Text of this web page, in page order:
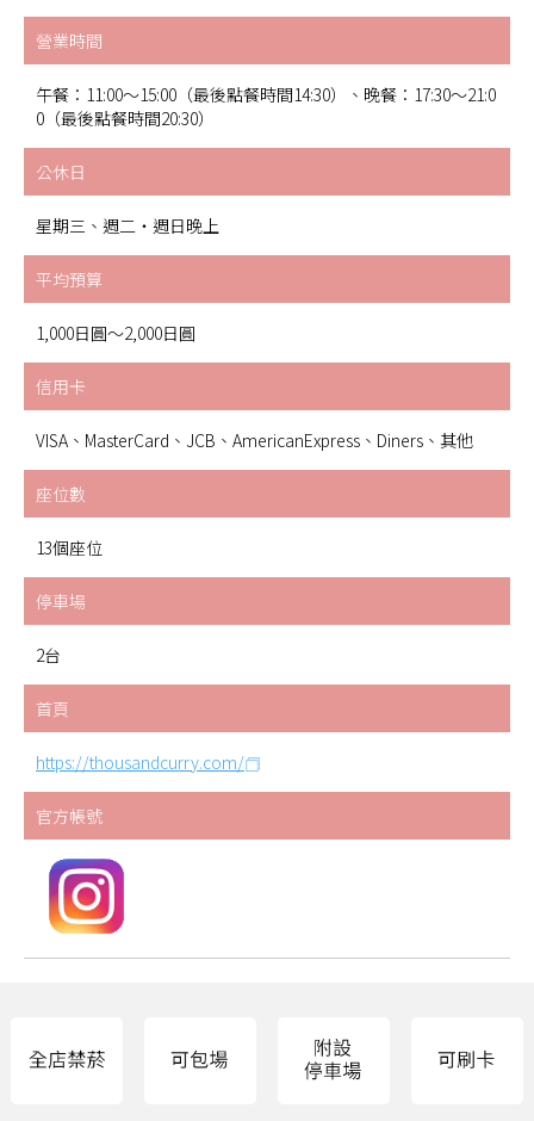
營業時間
午餐：11:00～15:00（最後點餐時間14:30）、晚餐：17:30～21:0
0（最後點餐時間20:30）
公休日
星期三、週二・週日晚上
平均預算
1,000日圓～2,000日圓
信用卡
VISA、MasterCard、JCB、AmericanExpress、Diners、其他
座位數
13個座位
停車場
2台
首頁
https://thousandcurry.com/
官方帳號